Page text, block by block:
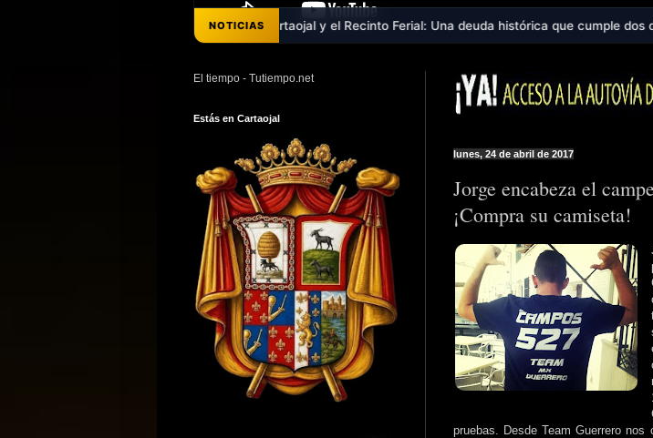
NOTICIAS
de Cartaojal - Cartaojal y el Recinto Ferial: Una deuda histórica que cumple dos décadas de
lunes, 24 de abril de 2017
Jorge encabeza el
¡Compra su camiseta!
pruebas. Desde Team Guerrero
El tiempo - Tutiempo.net
Estás en Cartaojal